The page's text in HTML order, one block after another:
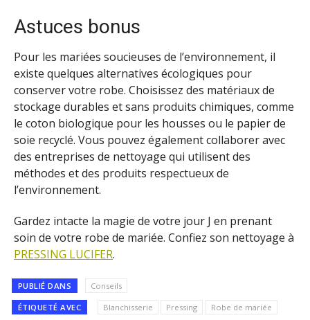
Astuces bonus
Pour les mariées soucieuses de l’environnement, il
existe quelques alternatives écologiques pour
conserver votre robe. Choisissez des matériaux de
stockage durables et sans produits chimiques, comme
le coton biologique pour les housses ou le papier de
soie recyclé. Vous pouvez également collaborer avec
des entreprises de nettoyage qui utilisent des
méthodes et des produits respectueux de
l’environnement.
Gardez intacte la magie de votre jour J en prenant
soin de votre robe de mariée. Confiez son nettoyage à
PRESSING LUCIFER.
PUBLIÉ DANS Conseils
ÉTIQUETÉ AVEC Blanchisserie Pressing Robe de mariée